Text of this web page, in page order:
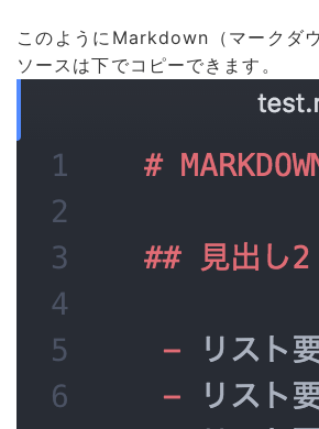
このようにMarkdown（マークダ
ソースは下でコピーできます。